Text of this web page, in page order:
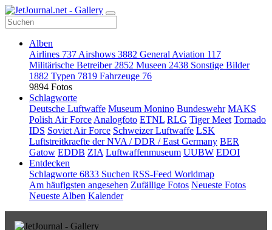
Alben
Airlines 737 Airshows 3882 General Aviation 117
Militärische Betreiber 2852 Museen 2438 Sonstige Bilder
1882 Typen 7819 Fahrzeuge 76
9894 Fotos
Schlagworte
Deutsche Luftwaffe Museum Monino Bundeswehr MAKS
Polish Air Force Analogfoto ETNL RLG Tiger Meet Tornado
IDS Soviet Air Force Schweizer Luftwaffe LSK
Luftstreitkraefte der NVA / DDR / East Germany BER
Gatow EDDB ZIA Luftwaffenmuseum UUBW EDOI
Entdecken
Schlagworte 6833 Suchen RSS-Feed Worldmap
Am häufigsten angesehen Zufällige Fotos Neueste Fotos
Neueste Alben Kalender